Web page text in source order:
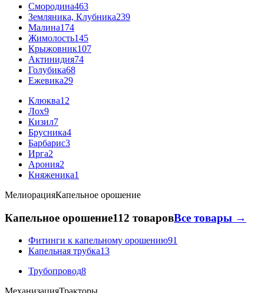
Смородина463
Земляника, Клубника239
Малина174
Жимолость145
Крыжовник107
Актинидия74
Голубика68
Ежевика29
Клюква12
Лох9
Кизил7
Брусника4
Барбарис3
Ирга2
Арония2
Княженика1
МелиорацияКапельное орошение
Капельное орошение112 товаровВсе товары →
Фитинги к капельному орошению91
Капельная трубка13
Трубопровод8